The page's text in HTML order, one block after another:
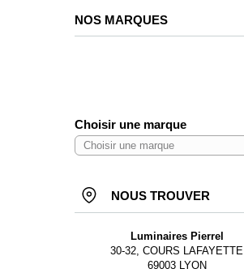
NOS MARQUES
Choisir une marque
NOUS TROUVER
Luminaires Pierrel
30-32, COURS LAFAYETTE
69003 LYON